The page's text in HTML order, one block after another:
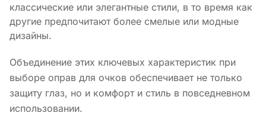
классические или элегантные стили, в то время как
другие предпочитают более смелые или модные
дизайны.
Объединение этих ключевых характеристик при
выборе оправ для очков обеспечивает не только
защиту глаз, но и комфорт и стиль в повседневном
использовании.